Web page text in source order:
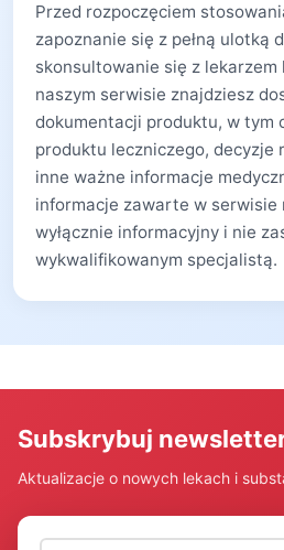
Przed rozpoczęciem
zapoznanie się z pełną ulotką
skonsultowanie się z lekarzem
naszym serwisie znajdziesz
dokumentacji produktu, w tym
produktu leczniczego, decyzje
inne ważne informacje
informacje zawarte w serwisie
wyłącznie informacyjny i nie
wykwalifikowanym specjalistą.
Subskrybuj
Aktualizacje o nowych lekach i